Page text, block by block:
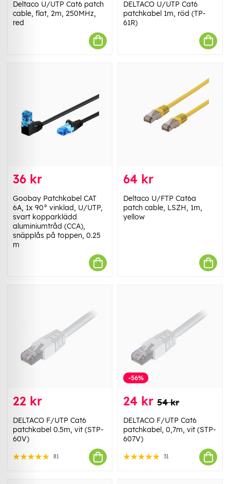
Deltaco U/UTP Cat6 patch
cable, flat, 2m, 250MHz,
red
DELTACO U/UTP Cat6
patchkabel 1m, röd (TP-
61R)
36 kr
Goobay Patchkabel CAT
6A, 1x 90° vinklad, U/UTP,
svart kopparklädd
aluminiumtråd (CCA),
snäpplås på toppen, 0.25
m
64 kr
Deltaco U/FTP Cat6a
patch cable, LSZH, 1m,
yellow
22 kr
DELTACO F/UTP Cat6
patchkabel 0.5m, vit (STP-
60V)
81
-56%
24 kr 54 kr
DELTACO F/UTP Cat6
patchkabel, 0,7m, vit (STP-
607V)
31